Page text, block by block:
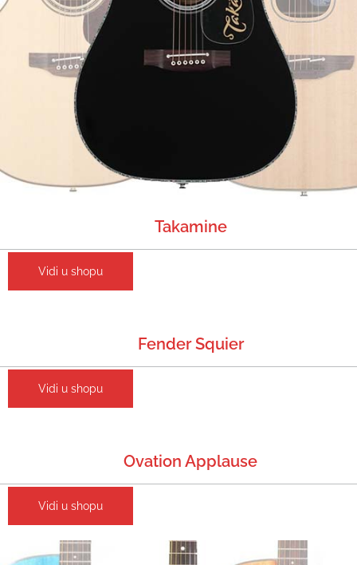
Takamine
Vidi u shopu
Fender Squier
Vidi u shopu
Ovation Applause
Vidi u shopu